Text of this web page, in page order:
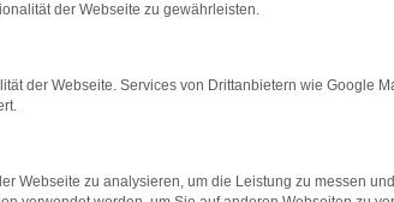
der Webseite zu gewährleisten.
der Webseite. Services von Drittanbietern wie Google
Webseite zu analysieren, um die Leistung zu messen